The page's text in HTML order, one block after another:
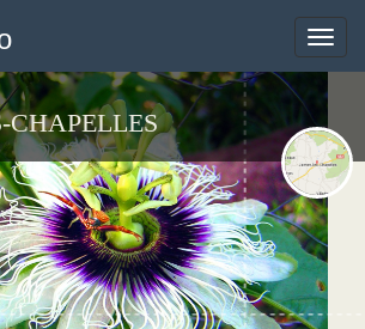
Toggle
CHAPELLES
Toggle